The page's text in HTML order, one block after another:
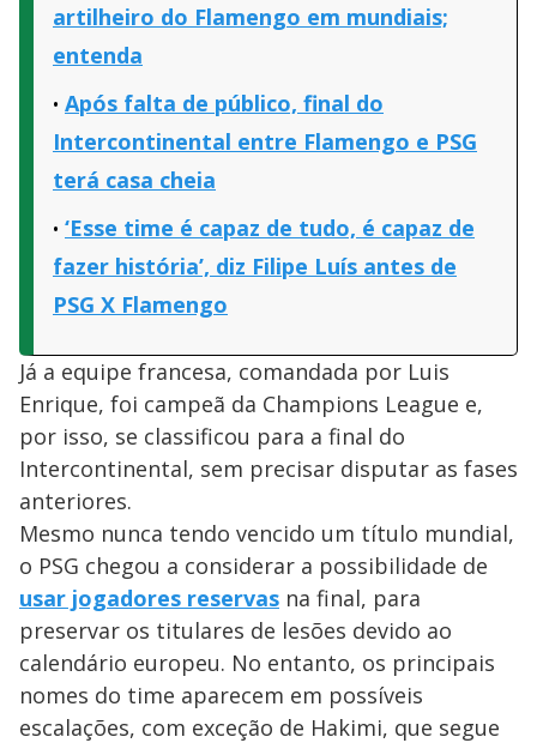
artilheiro do Flamengo em mundiais;
entenda
Após falta de público, final do
Intercontinental entre Flamengo e PSG
terá casa cheia
‘Esse time é capaz de tudo, é capaz de
fazer história’, diz Filipe Luís antes de
PSG X Flamengo
Já a equipe francesa, comandada por Luis
Enrique, foi campeã da Champions League e,
por isso, se classificou para a final do
Intercontinental, sem precisar disputar as fases
anteriores.
Mesmo nunca tendo vencido um título mundial,
o PSG chegou a considerar a possibilidade de
usar jogadores reservas na final, para
preservar os titulares de lesões devido ao
calendário europeu. No entanto, os principais
nomes do time aparecem em possíveis
escalações, com exceção de Hakimi, que segue